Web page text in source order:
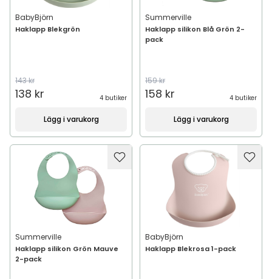
BabyBjörn
Haklapp Blekgrön
143 kr
138 kr 4 butiker
Lägg i varukorg
Summerville
Haklapp silikon Blå Grön 2-
pack
159 kr
158 kr 4 butiker
Lägg i varukorg
Summerville
Haklapp silikon Grön Mauve
2-pack
BabyBjörn
Haklapp Blekrosa 1-pack